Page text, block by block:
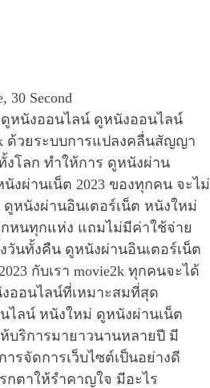
30 Second
หนังออนไลน์ ดูหนังออนไลน์
ด้วยระบบการแปลงคลื่นสัญญา
โลก ทำให้การ ดูหนังผ่าน
งผ่านเน็ต 2023 ของทุกคน จะไม่
หนังผ่านอินเตอร์เน็ต หนังใหม่
หนทุกแห่ง แถมไม่มีค่าใช้จ่าย
นทั้งคืน ดูหนังผ่านอินเตอร์เน็ต
กับเรา movie2k ทุกคนจะได้
ออนไลน์ที่เหมาะสมที่สุด
ไลน์ หนังใหม่ ดูหนังผ่านเน็ต
ห้บริการมายาวนานหลายปี มี
รจัดการเว็บไซต์เป็นอย่างดี
ตาให้รำคาญใจ มีอะไร